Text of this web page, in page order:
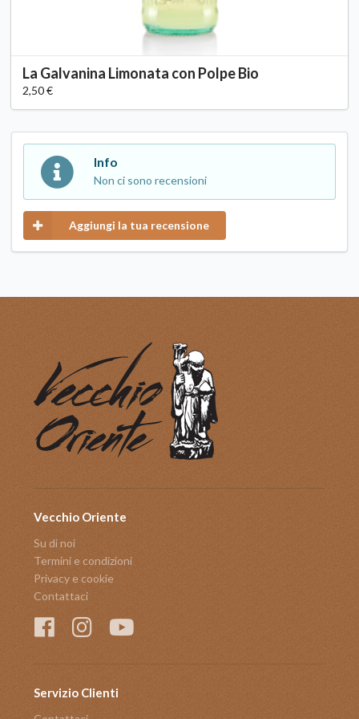
La Galvanina Limonata con Polpe Bio
2,50 €
Info
Non ci sono recensioni
Aggiungi la tua recensione
Vecchio Oriente
Su di noi
Termini e condizioni
Privacy e cookie
Contattaci
Servizio Clienti